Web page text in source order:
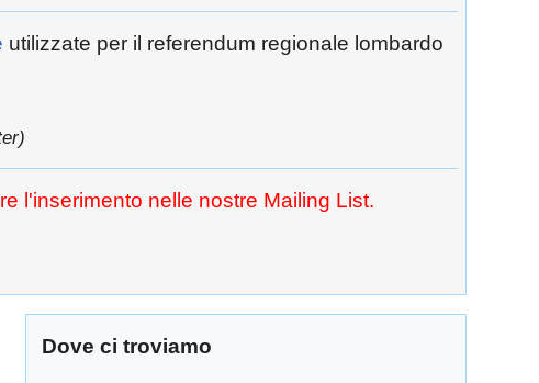
utilizzate per il referendum regionale lombardo
l'inserimento nelle nostre Mailing List.
Dove ci troviamo